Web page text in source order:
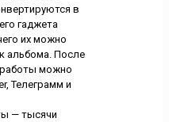
в
гаджета
их можно
альбома. После
можно
Телеграмм и
— тысячи